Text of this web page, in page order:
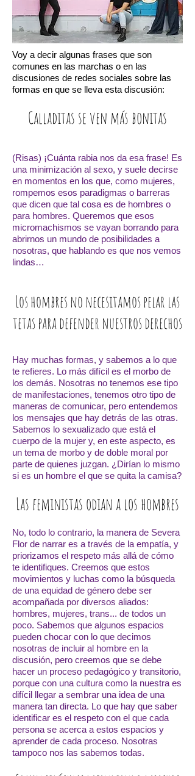
Voy a decir algunas frases que son
comunes en las marchas o en las
discusiones de redes sociales sobre las
formas en que se lleva esta discusión:
Calladitas se ven más bonitas
(Risas) ¡Cuánta rabia nos da esa frase! Es
una minimización al sexo, y suele decirse
en momentos en los que, como mujeres,
rompemos esos paradigmas o barreras
que dicen que tal cosa es de hombres o
para hombres. Queremos que esos
micromachismos se vayan borrando para
abrirnos un mundo de posibilidades a
nosotras, que hablando es que nos vemos
lindas…
Los hombres no necesitamos pelar las
tetas para defender nuestros derechos
Hay muchas formas, y sabemos a lo que
te refieres. Lo más difícil es el morbo de
los demás. Nosotras no tenemos ese tipo
de manifestaciones, tenemos otro tipo de
maneras de comunicar, pero entendemos
los mensajes que hay detrás de las otras.
Sabemos lo sexualizado que está el
cuerpo de la mujer y, en este aspecto, es
un tema de morbo y de doble moral por
parte de quienes juzgan. ¿Dirían lo mismo
si es un hombre el que se quita la camisa?
Las feministas odian a los hombres
No, todo lo contrario, la manera de Severa
Flor de narrar es a través de la empatía, y
priorizamos el respeto más allá de cómo
te identifiques. Creemos que estos
movimientos y luchas como la búsqueda
de una equidad de género debe ser
acompañada por diversos aliados:
hombres, mujeres, trans... de todos un
poco. Sabemos que algunos espacios
pueden chocar con lo que decimos
nosotras de incluir al hombre en la
discusión, pero creemos que se debe
hacer un proceso pedagógico y transitorio,
porque con una cultura como la nuestra es
difícil llegar a sembrar una idea de una
manera tan directa. Lo que hay que saber
identificar es el respeto con el que cada
persona se acerca a estos espacios y
aprender de cada proceso. Nosotras
tampoco nos las sabemos todas.